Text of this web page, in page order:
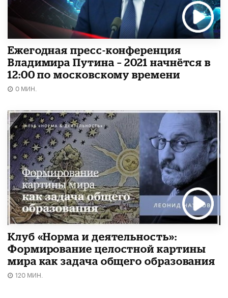
Ежегодная пресс-конференция
Владимира Путина – 2021 начнётся в
12:00 по московскому времени
0 МИН.
Клуб «Норма и деятельность»:
Формирование целостной картины
мира как задача общего образования
120 МИН.